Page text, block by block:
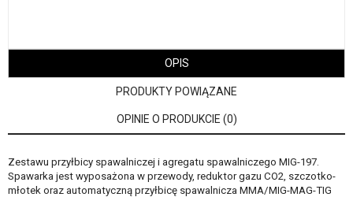
OPIS
PRODUKTY POWIĄZANE
OPINIE O PRODUKCIE (0)
Zestawu przyłbicy spawalniczej i agregatu spawalniczego MIG-197.
Spawarka jest wyposażona w przewody, reduktor gazu CO2, szczotko-
młotek oraz automatyczną przyłbicę spawalnicza MMA/MIG-MAG-TIG